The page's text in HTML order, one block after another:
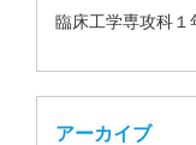
臨床工学専攻科１
アーカイブ